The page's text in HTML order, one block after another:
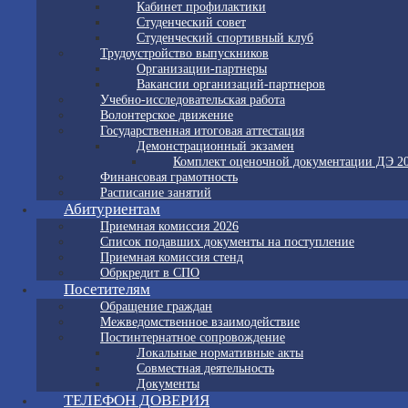
Кабинет профилактики
Студенческий совет
Студенческий спортивный клуб
Трудоустройство выпускников
Организации-партнеры
Вакансии организаций-партнеров
Учебно-исследовательская работа
Волонтерское движение
Государственная итоговая аттестация
Демонстрационный экзамен
Комплект оценочной документации ДЭ
Финансовая грамотность
Расписание занятий
Абитуриентам
Приемная комиссия 2026
Список подавших документы на поступление
Приемная комиссия стенд
Обркредит в СПО
Посетителям
Обращение граждан
Межведомственное взаимодействие
Постинтернатное сопровождение
Локальные нормативные акты
Совместная деятельность
Документы
ТЕЛЕФОН ДОВЕРИЯ